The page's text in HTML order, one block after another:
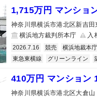
1,715万円 マンショ
神奈川県横浜市港北区新吉田
横浜地方裁判所本庁
入
2026.7.16 競売 横浜地裁本庁
東急東横線
グリーンライン
410万円 マンション
神奈川県横浜市港北区大倉山